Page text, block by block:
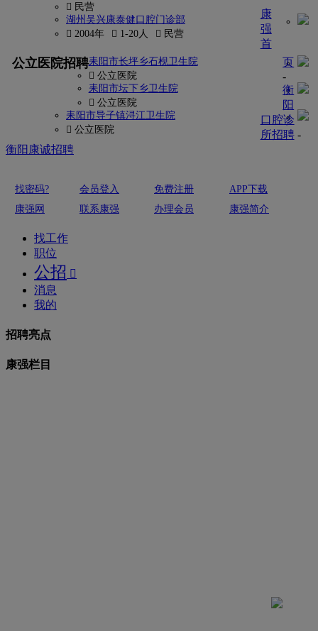
 民营
湖州吴兴康泰健口腔门诊部
 2004年
 1-20人  民营
公立医院招聘耒阳市长坪乡石枧卫生院
 公立医院
耒阳市坛下乡卫生院
 公立医院
耒阳市导子镇浔江卫生院
 公立医院
康
强
首
页
-
衡
阳
口腔诊
所招聘-
衡阳康诚招聘
找密码? 会员登入 免费注册
APP下载
康强网
联系康强 办理会员 康强简介
找工作
职位
公招 
消息
我的
招聘亮点
康强栏目